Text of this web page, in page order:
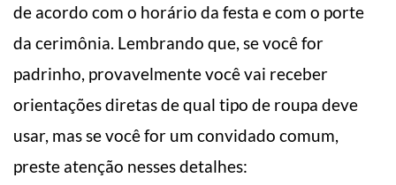
de acordo com o horário da festa e com o porte
da cerimônia. Lembrando que, se você for
padrinho, provavelmente você vai receber
orientações diretas de qual tipo de roupa deve
usar, mas se você for um convidado comum,
preste atenção nesses detalhes: